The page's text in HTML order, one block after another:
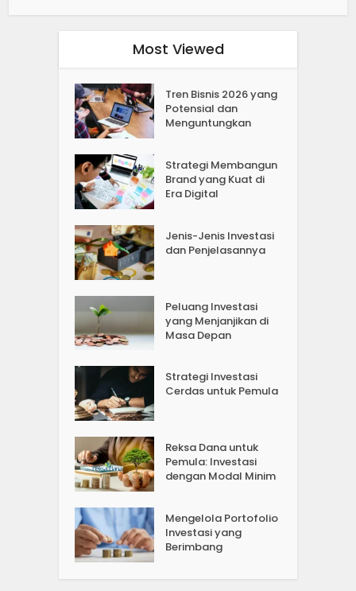
Most Viewed
Tren Bisnis 2026 yang
Potensial dan
Menguntungkan
Strategi Membangun
Brand yang Kuat di
Era Digital
Jenis-Jenis Investasi
dan Penjelasannya
Peluang Investasi
yang Menjanjikan di
Masa Depan
Strategi Investasi
Cerdas untuk Pemula
Reksa Dana untuk
Pemula: Investasi
dengan Modal Minim
Mengelola Portofolio
Investasi yang
Berimbang